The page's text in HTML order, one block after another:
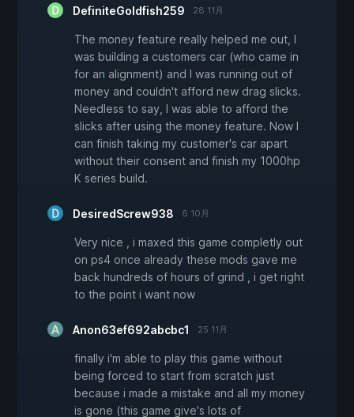
DefiniteGoldfish259 28 11月
The money feature really helped me out, I
was building a customers car (who came in
for an alignment) and I was running out of
money and couldn't afford new drag slicks.
Needless to say, I was able to afford the
slicks after using the money feature. Now I
can finish taking my customer's car apart
without their consent and finish my 1000hp
K series build.
DesiredScrew938 6 10月
Very nice , i maxed this game completly out
on ps4 once already these mods gave me
back hundreds of hours of grind , i get right
to the point i want now
Anon63ef692abcbc1 25 11月
finally i'm able to play this game without
being forced to start from scratch just
because i made a mistake and all my money
is gone (this game give's lots of